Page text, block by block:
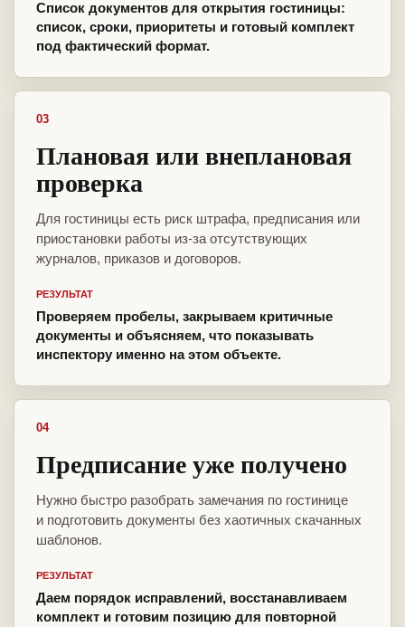
Список документов для открытия гостиницы:
список, сроки, приоритеты и готовый комплект
под фактический формат.
03
Плановая или внеплановая
проверка
Для гостиницы есть риск штрафа, предписания или
приостановки работы из-за отсутствующих
журналов, приказов и договоров.
РЕЗУЛЬТАТ
Проверяем пробелы, закрываем критичные
документы и объясняем, что показывать
инспектору именно на этом объекте.
04
Предписание уже получено
Нужно быстро разобрать замечания по гостинице
и подготовить документы без хаотичных скачанных
шаблонов.
РЕЗУЛЬТАТ
Даем порядок исправлений, восстанавливаем
комплект и готовим позицию для повторной